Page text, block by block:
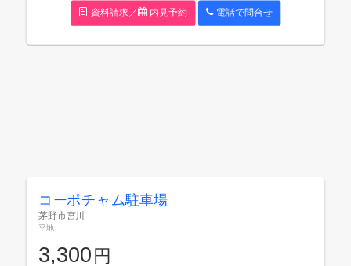
資料請求／ 内見予約 電話で問合せ
コーポチャム駐車場
茅野市宮川
平地
3,300円